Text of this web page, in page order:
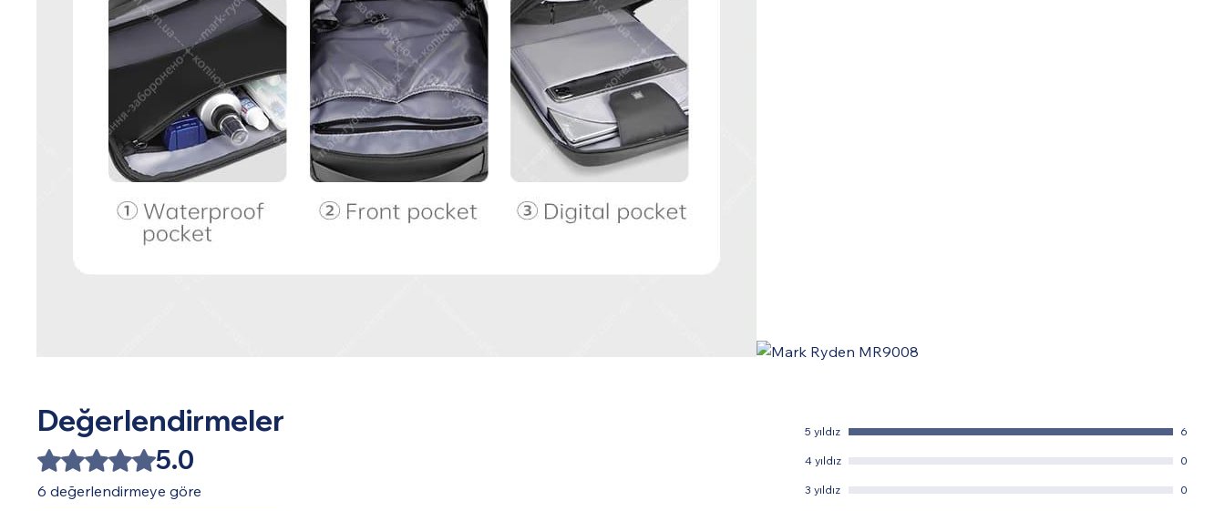
Değerlendirmeler
5 üzerinden 5 yıldız5.0
6 değerlendirmeye göre
5 yıldız 6
4 yıldız 0
3 yıldız 0